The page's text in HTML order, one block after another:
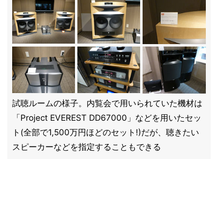
試聴ルームの様子。内覧会で用いられていた機材は
「Project EVEREST DD67000」などを用いたセッ
ト(全部で1,500万円ほどのセット!)だが、聴きたい
スピーカーなどを指定することもできる